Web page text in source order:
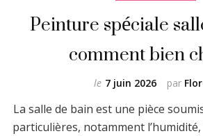
Peinture spéciale
comment bien
par
le 7 juin 2026
La salle de bain est une pièce
particulières, notamment